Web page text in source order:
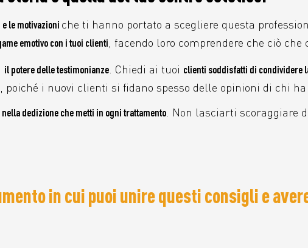
le motivazioni che ti hanno portato a scegliere questa
emotivo con i tuoi clienti , facendo loro comprendere che ciò
il potere delle testimonianze . Chiedi ai tuoi clienti soddisfatti di condividere
i nuovi clienti si fidano spesso delle opinioni di chi
dedizione che metti in ogni trattamento. Non lasciarti scoraggiare
in cui puoi unire questi consigli e